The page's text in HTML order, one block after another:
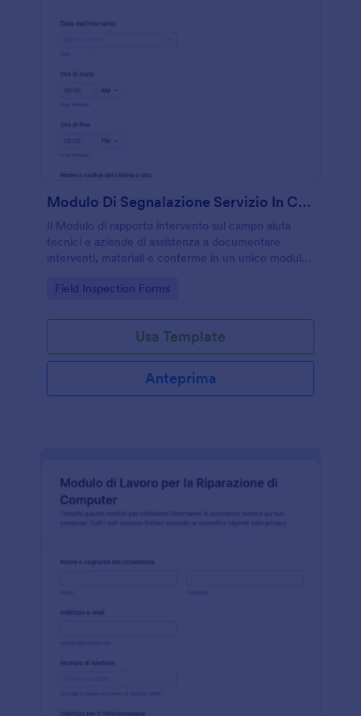
Modulo Di Segnalazione Servizio In Campo
Il Modulo di rapporto intervento sul campo aiuta
tecnici e aziende di assistenza a documentare
interventi, materiali e conferme in un unico modulo
ogni risposta su Jotform.
Go to Category:
Field Inspection Forms
Usa Template
Anteprima